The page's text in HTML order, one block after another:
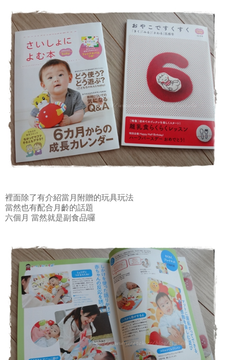
裡面除了有介紹當月附贈的玩具玩法
當然也有配合月齡的話題
六個月 當然就是副食品囉